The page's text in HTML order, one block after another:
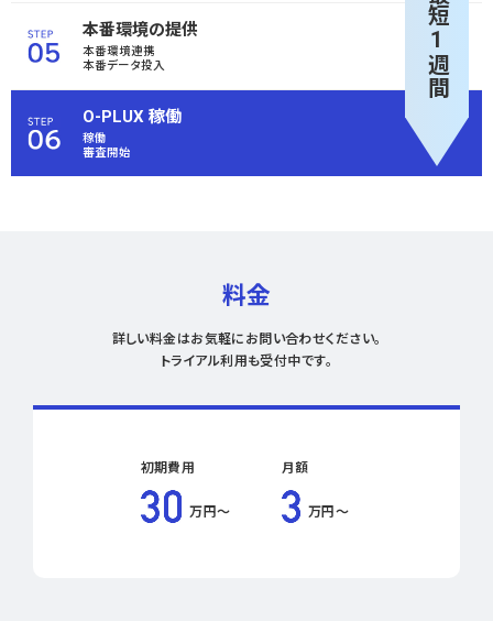
本番環境の提供
本番環境連携
本番データ投入
O-PLUX 稼働
稼働
審査開始
最短1週間
料金
詳しい料金はお気軽にお問い合わせください。
トライアル利用も受付中です。
初期費用
万円〜
月額
万円〜